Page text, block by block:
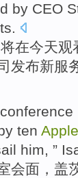
by CEO
.
将在今天观
发布新服
conference
ten Apple
him, ”
会面 ， 盖